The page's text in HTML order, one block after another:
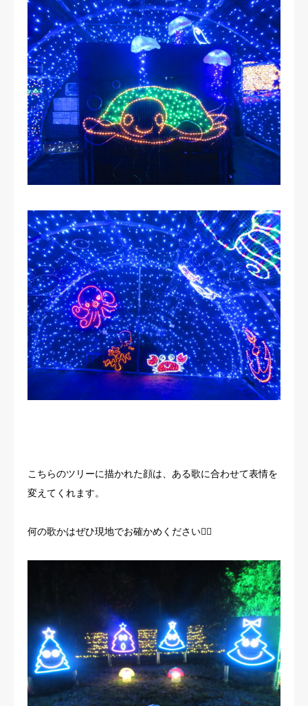
こちらのツリーに描かれた顔は、ある歌に合わせて表情を
変えてくれます。
何の歌かはぜひ現地でお確かめください🙇‍♂️